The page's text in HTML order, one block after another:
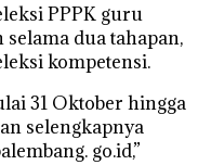
PPPK guru
dua tahapan,
kompetensi.
31 Oktober hingga
selengkapnya
go.id,”